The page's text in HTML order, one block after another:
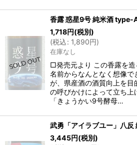
香露 惑星9号 純米酒 type-
1,718円(税別)
(税込: 1,890円)
在庫なし
□発売元より この香露を
名前からなんとなく想像で
が、県産酒の酒質向上を目
の呼びかけによって立ち上
「きょうかい9号酵母…
武勇「アイラブユー」八反
3,445円(税別)